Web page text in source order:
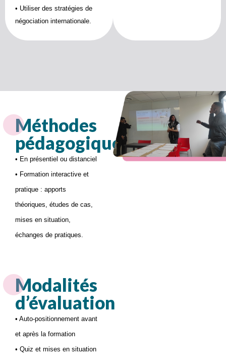
• Utiliser des stratégies de
négociation internationale.
Méthodes
pédagogiques
• En présentiel ou distanciel
• Formation interactive et
pratique : apports
théoriques, études de cas,
mises en situation,
échanges de pratiques.
Modalités
d’évaluation
• Auto-positionnement avant
et après la formation
• Quiz et mises en situation